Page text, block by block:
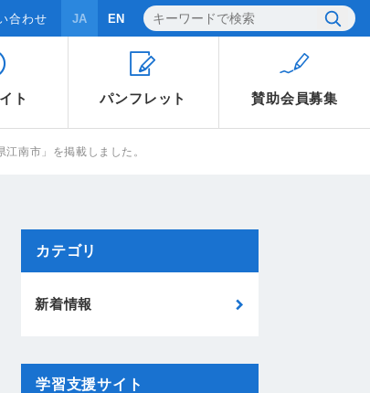
ト パンフレット 賛助会員募集
合わせ JA EN
南市」を掲載しました。
カテゴリ
新着情報
学習支援サイト